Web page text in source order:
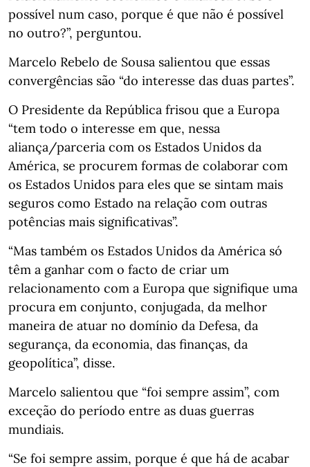
possível num caso, porque é que não é possível
no outro?”, perguntou.
Marcelo Rebelo de Sousa salientou que essas
convergências são “do interesse das duas partes”.
O Presidente da República frisou que a Europa
“tem todo o interesse em que, nessa
aliança/parceria com os Estados Unidos da
América, se procurem formas de colaborar com
os Estados Unidos para eles que se sintam mais
seguros como Estado na relação com outras
potências mais significativas”.
“Mas também os Estados Unidos da América só
têm a ganhar com o facto de criar um
relacionamento com a Europa que signifique uma
procura em conjunto, conjugada, da melhor
maneira de atuar no domínio da Defesa, da
segurança, da economia, das finanças, da
geopolítica”, disse.
Marcelo salientou que “foi sempre assim”, com
exceção do período entre as duas guerras
mundiais.
“Se foi sempre assim, porque é que há de acabar